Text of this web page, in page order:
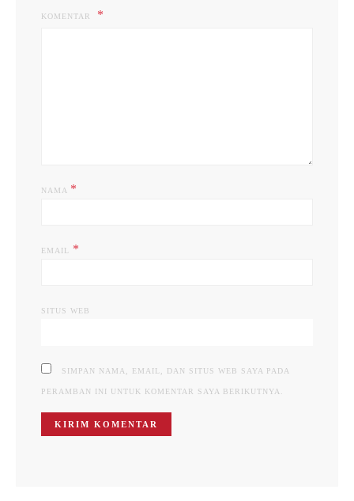
KOMENTAR
NAMA *
EMAIL *
SITUS WEB
SIMPAN NAMA, EMAIL, DAN SITUS WEB SAYA PADA
PERAMBAN INI UNTUK KOMENTAR SAYA BERIKUTNYA.